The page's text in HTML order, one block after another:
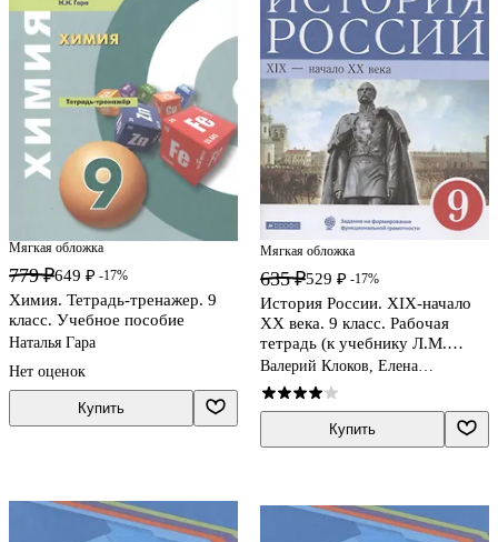
Мягкая обложка
779 ₽649 ₽ -17%
Химия. Тетрадь-тренажер. 9
класс. Учебное пособие
Наталья Гара
Нет оценок
Купить
Мягкая обложка
635 ₽529 ₽ -17%
История России. XIX-начало
XX века. 9 класс. Рабочая
тетрадь (к учебнику Л.М.
Ляшенко, О.В. Волобуева, Е.В.
Симоновой, В.А. Клокова)
Валерий Клоков, Елена
Симонова
Купить